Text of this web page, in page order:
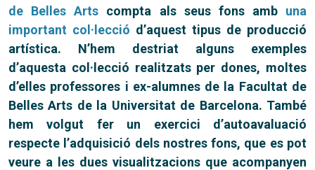
de Belles Arts compta als seus fons amb una
important col·lecció d’aquest tipus de producció
artística. N’hem destriat alguns exemples
d’aquesta col·lecció realitzats per dones, moltes
d’elles professores i ex-alumnes de la Facultat de
Belles Arts de la Universitat de Barcelona. També
hem volgut fer un exercici d’autoavaluació
respecte l’adquisició dels nostres fons, que es pot
veure a les dues visualitzacions que acompanyen